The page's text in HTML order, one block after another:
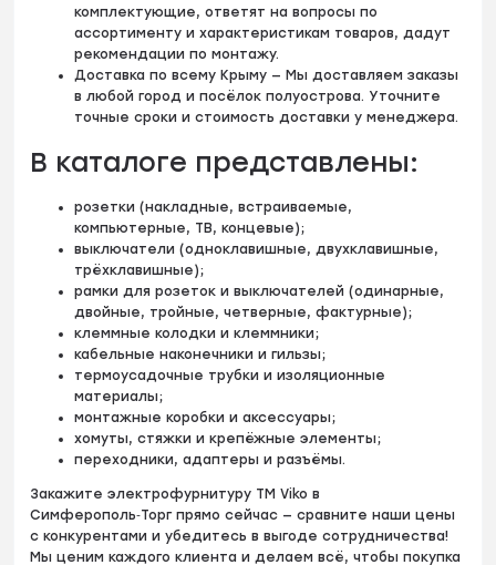
комплектующие, ответят на вопросы по
ассортименту и характеристикам товаров, дадут
рекомендации по монтажу.
Доставка по всему Крыму — Мы доставляем заказы
в любой город и посёлок полуострова. Уточните
точные сроки и стоимость доставки у менеджера.
В каталоге представлены:
розетки (накладные, встраиваемые,
компьютерные, ТВ, концевые);
выключатели (одноклавишные, двухклавишные,
трёхклавишные);
рамки для розеток и выключателей (одинарные,
двойные, тройные, четверные, фактурные);
клеммные колодки и клеммники;
кабельные наконечники и гильзы;
термоусадочные трубки и изоляционные
материалы;
монтажные коробки и аксессуары;
хомуты, стяжки и крепёжные элементы;
переходники, адаптеры и разъёмы.
Закажите электрофурнитуру TM Viko в
Симферополь‑Торг прямо сейчас — сравните наши цены
с конкурентами и убедитесь в выгоде сотрудничества!
Мы ценим каждого клиента и делаем всё, чтобы покупка